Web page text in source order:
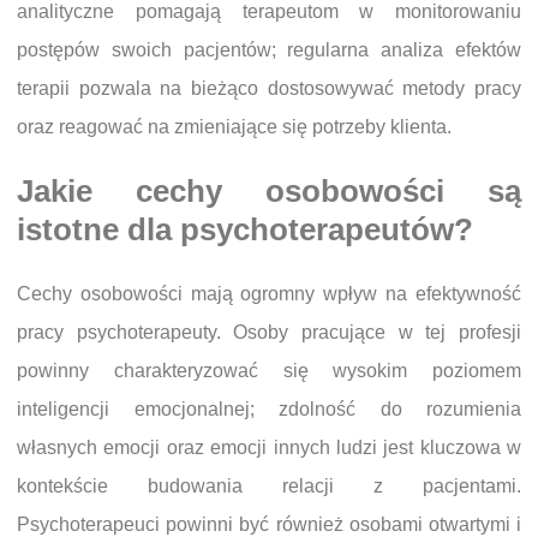
analityczne pomagają terapeutom w monitorowaniu
postępów swoich pacjentów; regularna analiza efektów
terapii pozwala na bieżąco dostosowywać metody pracy
oraz reagować na zmieniające się potrzeby klienta.
Jakie cechy osobowości są
istotne dla psychoterapeutów?
Cechy osobowości mają ogromny wpływ na efektywność
pracy psychoterapeuty. Osoby pracujące w tej profesji
powinny charakteryzować się wysokim poziomem
inteligencji emocjonalnej; zdolność do rozumienia
własnych emocji oraz emocji innych ludzi jest kluczowa w
kontekście budowania relacji z pacjentami.
Psychoterapeuci powinni być również osobami otwartymi i